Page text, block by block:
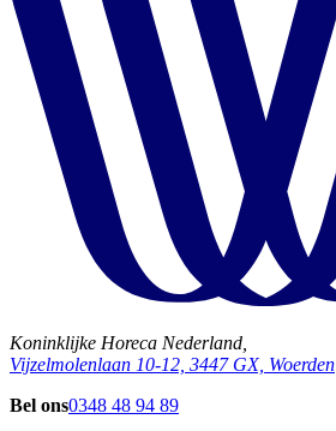
Koninklijke Horeca Nederland,
Vijzelmolenlaan 10-12, 3447 GX, Woerden
Bel ons0348 48 94 89